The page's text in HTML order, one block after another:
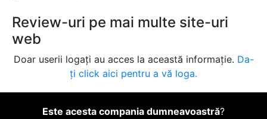
Review-uri pe mai multe site-uri
web
Doar userii logați au acces la această informație. Da-
ți click aici pentru a vă loga.
Este acesta compania dumneavoastră?